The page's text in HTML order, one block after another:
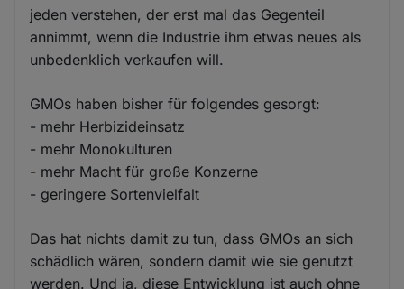
jeden verstehen, der erst mal das Gegenteil
annimmt, wenn die Industrie ihm etwas neues als
unbedenklich verkaufen will.
GMOs haben bisher für folgendes gesorgt:
- mehr Herbizideinsatz
- mehr Monokulturen
- mehr Macht für große Konzerne
- geringere Sortenvielfalt
Das hat nichts damit zu tun, dass GMOs an sich
schädlich wären, sondern damit wie sie genutzt
werden. Und ja, diese Entwicklung ist auch ohne